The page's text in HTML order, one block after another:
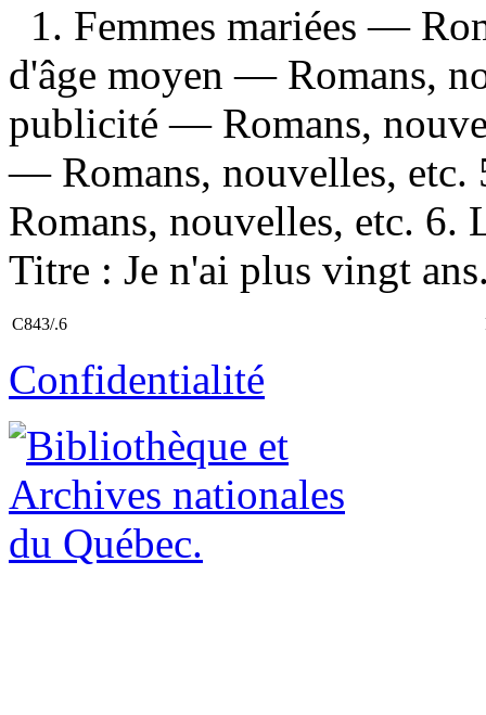
1. Femmes mariées —
d'âge moyen — Romans,
publicité — Romans,
— Romans, nouvelles,
Romans, nouvelles, etc.
Titre : Je n'ai plus vingt
C843/.6
Confidentialité